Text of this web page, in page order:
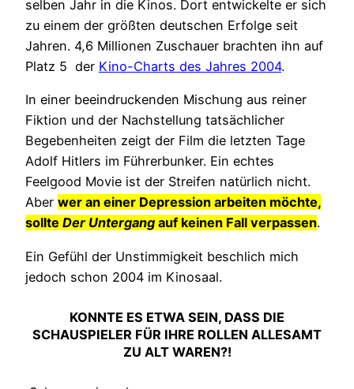
selben Jahr in die Kinos. Dort entwickelte er sich
zu einem der größten deutschen Erfolge seit
Jahren. 4,6 Millionen Zuschauer brachten ihn auf
Platz 5 der Kino-Charts des Jahres 2004.
In einer beeindruckenden Mischung aus reiner
Fiktion und der Nachstellung tatsächlicher
Begebenheiten zeigt der Film die letzten Tage
Adolf Hitlers im Führerbunker. Ein echtes
Feelgood Movie ist der Streifen natürlich nicht.
Aber wer an einer Depression arbeiten möchte,
sollte Der Untergang auf keinen Fall verpassen.
Ein Gefühl der Unstimmigkeit beschlich mich
jedoch schon 2004 im Kinosaal.
KONNTE ES ETWA SEIN, DASS DIE
SCHAUSPIELER FÜR IHRE ROLLEN ALLESAMT
ZU ALT WAREN?!